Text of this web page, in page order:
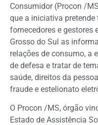
Consumidor (Procon /
que a iniciativa
fornecedores e gestores
Grosso do Sul as
relações de consumo, a
de defesa e tratar de
saúde, direitos da
fraude e estelionato
O Procon /MS, órgão
Estado de Assistência